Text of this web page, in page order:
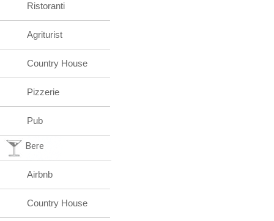
Ristoranti
Agriturist
Country House
Pizzerie
Pub
Bere
Airbnb
Country House